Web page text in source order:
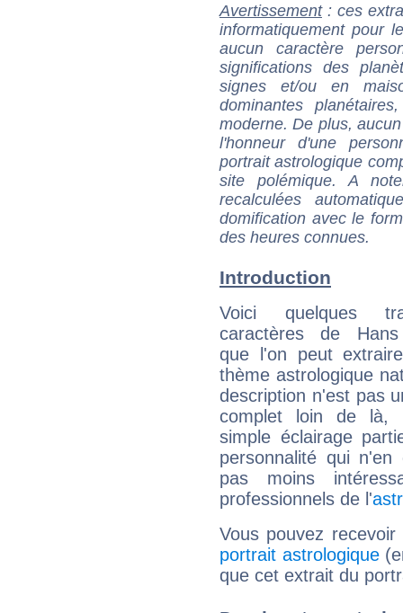
Avertissement: ces
informatiquement pour
aucun caractère
significations des
signes et/ou en
dominantes
moderne. De plus,
l'honneur d'une
portrait astrologique
site polémique. A
recalculées
domification avec le
des heures connues.
Introduction
Voici quelques
caractères de
que l'on peut
thème astrologique
description n'est pas
complet loin de là,
simple éclairage
personnalité qui n'en
pas moins
professionnels de l'
Vous pouvez
portrait astrologique
que cet extrait du